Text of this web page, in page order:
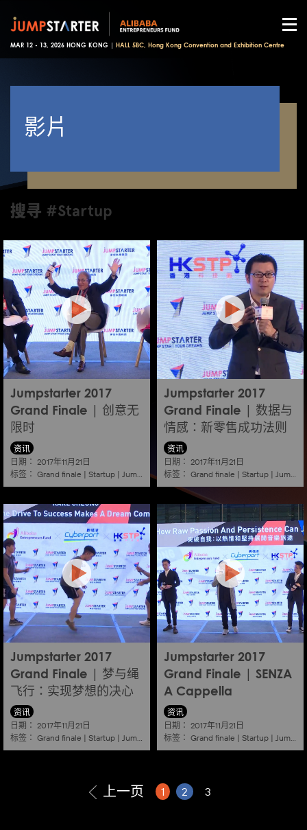
MAR 12 - 13, 2026 HONG KONG | HALL 5BC, Hong Kong Convention and Exhibition Centre
影片
搜寻 #Startup
Jumpstarter 2017
Grand Finale | 创意无
限时
资讯
日期： 2017年11月21日
标签： Grand finale | Startup | Jumpstarter |Hkcec
Jumpstarter 2017
Grand Finale | 数据与
情感：新零售成功法则
资讯
日期： 2017年11月21日
标签： Grand finale | Startup | Jumpstarter
Jumpstarter 2017
Grand Finale | 梦与绳
飞行：实现梦想的决心
资讯
日期： 2017年11月21日
标签： Grand finale | Startup | Jumpstarter |Hkcec
Jumpstarter 2017
Grand Finale | SENZA
A Cappella
资讯
日期： 2017年11月21日
标签： Grand finale | Startup | Jumpstarter
上一页 1 2 3